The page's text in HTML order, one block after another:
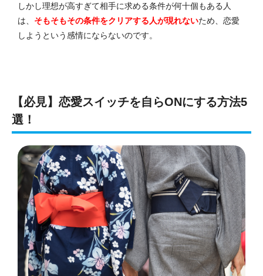
しかし理想が高すぎて相手に求める条件が何十個もある人
は、 そもそもその条件をクリアする人が現れないため、恋愛
しようという感情にならないのです。
【必見】恋愛スイッチを自らONにする方法5
選！